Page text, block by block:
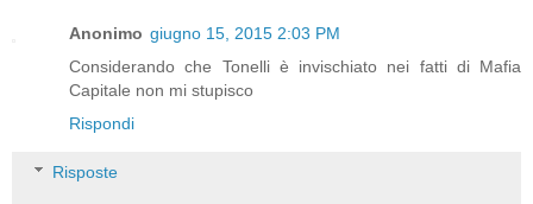
Anonimo giugno 15, 2015 2:03 PM
Considerando che Tonelli è invischiato nei fatti di Mafia
Capitale non mi stupisco
Rispondi
Risposte